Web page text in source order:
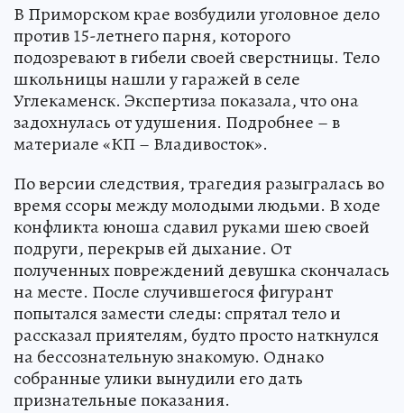
В Приморском крае возбудили уголовное дело
против 15-летнего парня, которого
подозревают в гибели своей сверстницы. Тело
школьницы нашли у гаражей в селе
Углекаменск. Экспертиза показала, что она
задохнулась от удушения. Подробнее – в
материале «КП – Владивосток».
По версии следствия, трагедия разыгралась во
время ссоры между молодыми людьми. В ходе
конфликта юноша сдавил руками шею своей
подруги, перекрыв ей дыхание. От
полученных повреждений девушка скончалась
на месте. После случившегося фигурант
попытался замести следы: спрятал тело и
рассказал приятелям, будто просто наткнулся
на бессознательную знакомую. Однако
собранные улики вынудили его дать
признательные показания.